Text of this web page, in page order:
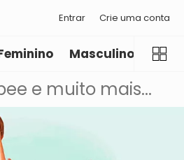
Entrar Crie uma conta
Masculino
e muito mais...